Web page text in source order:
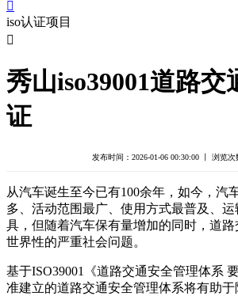

iso认证项目

秀山iso39001道路交
证
发布时间：2026-01-06 00:30:00 丨 浏览次
从汽车诞生至今已有100余年，如今，汽
多、活动范围最广、使用方式最普及、
具，但随着汽车保有量增加的同时，道
世界性的严重社会问题。
基于ISO39001《道路交通安全管理体系
准建立的道路交通安全管理体系将有助